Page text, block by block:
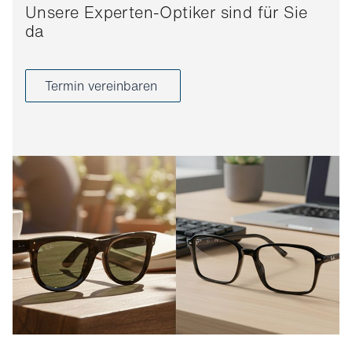
Unsere Experten-Optiker sind für Sie
da
Termin vereinbaren